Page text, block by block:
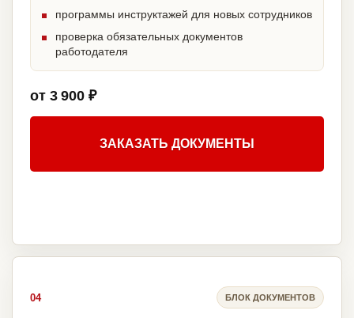
программы инструктажей для новых сотрудников
проверка обязательных документов
работодателя
от 3 900 ₽
ЗАКАЗАТЬ ДОКУМЕНТЫ
04 БЛОК ДОКУМЕНТОВ